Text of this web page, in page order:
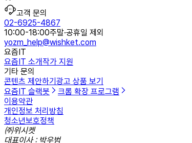
고객 문의
02-6925-4867
10:00-18:00주말·공휴일 제외
yozm_help@wishket.com
요즘IT
요즘IT 소개작가 지원
기타 문의
콘텐츠 제안하기 광고 상품 보기
요즘IT 슬랙봇
크롬 확장 프로그램
이용약관
개인정보 처리방침
청소년보호정책
㈜위시켓
대표이사 : 박우범